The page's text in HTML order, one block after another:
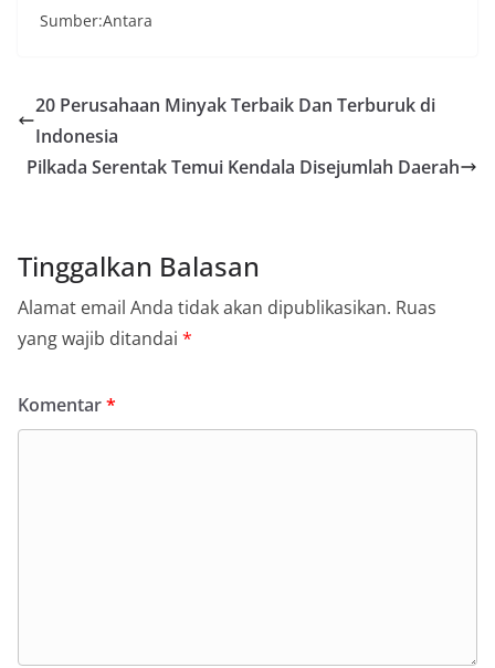
Sumber:Antara
20 Perusahaan Minyak Terbaik Dan Terburuk di
Indonesia
Pilkada Serentak Temui Kendala Disejumlah Daerah
Tinggalkan Balasan
Alamat email Anda tidak akan dipublikasikan. Ruas
yang wajib ditandai *
Komentar*